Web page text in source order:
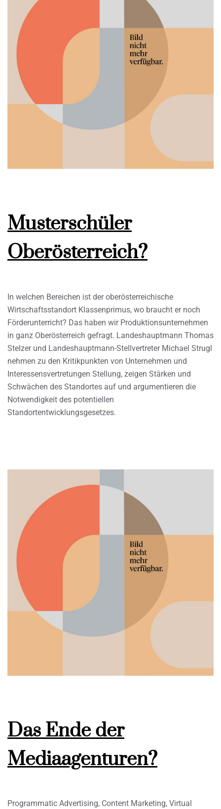
Musterschüler
Oberösterreich?
In welchen Bereichen ist der oberösterreichische
Wirtschaftsstandort Klassenprimus, wo braucht er noch
Förderunterricht? Das haben wir Produktionsunternehmen
in ganz Oberösterreich gefragt. Landeshauptmann Thomas
Stelzer und Landeshauptmann-Stellvertreter Michael Strugl
nehmen zu den Kritikpunkten von Unternehmen und
Interessensvertretungen Stellung, zeigen Stärken und
Schwächen des Standortes auf und argumentieren die
Notwendigkeit des potentiellen
Standortentwicklungsgesetzes.
Das Ende der
Mediaagenturen?
Programmatic Advertising, Content Marketing, Virtual